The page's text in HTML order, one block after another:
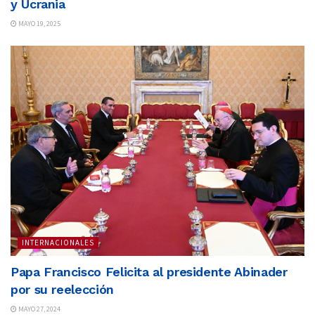
y Ucrania
MAYO 19, 2025
INTERNACIONALES
Papa Francisco Felicita al presidente Abinader
por su reelección
MAYO 27, 2024